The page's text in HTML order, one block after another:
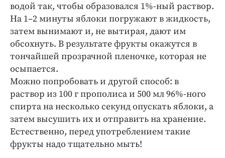
водой так, чтобы образовался 1%-ный раствор.
На 1–2 минуты яблоки погружают в жидкость,
затем вынимают и, не вытирая, дают им
обсохнуть. В результате фрукты окажутся в
тончайшей прозрачной пленочке, которая не
осыпается.
Можно попробовать и другой способ: в
раствор из 100 г прополиса и 500 мл 96%-ного
спирта на несколько секунд опускать яблоки, а
затем высушить их и отправить на хранение.
Естественно, перед употреблением такие
фрукты надо тщательно мыть!